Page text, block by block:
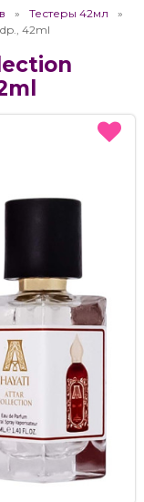
Тестеры 42мл
42ml